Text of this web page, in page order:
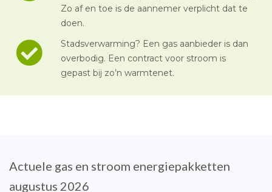
Zo af en toe is de aannemer verplicht dat te
doen.
Stadsverwarming? Een gas aanbieder is dan
overbodig. Een contract voor stroom is
gepast bij zo’n warmtenet.
Actuele gas en stroom energiepakketten
augustus 2026